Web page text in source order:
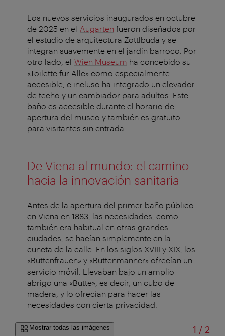
Los nuevos servicios inaugurados en octubre
de 2025 en el Augarten fueron diseñados por
el estudio de arquitectura Zottlbuda y se
integran suavemente en el jardín barroco. Por
otro lado, el Wien Museum ha concebido su
«Toilette für Alle» como especialmente
accesible, e incluso ha integrado un elevador
de techo y un cambiador para adultos. Este
baño es accesible durante el horario de
apertura del museo y también es gratuito
para visitantes sin entrada.
De Viena al mundo: el camino
hacia la innovación sanitaria
Antes de la apertura del primer baño público
en Viena en 1883, las necesidades, como
también era habitual en otras grandes
ciudades, se hacían simplemente en la
cuneta de la calle. En los siglos XVIII y XIX, los
«Buttenfrauen» y «Buttenmänner» ofrecían un
servicio móvil. Llevaban bajo un amplio
abrigo una «Butte», es decir, un cubo de
madera, y lo ofrecían para hacer las
necesidades con cierta privacidad.
Mostrar todas las imágenes 1 /de
2